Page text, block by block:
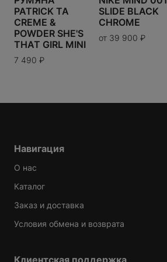
PATRICK TA
CREME &
POWDER SHE'S
THAT GIRL MINI
7 490 ₽
SLIDE BLACK
CHROME
от 39 900 ₽
Навигация
О нас
Каталог
Заказ и доставка
Условия обмена и возврата